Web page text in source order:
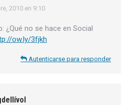
2010 en 9:10
¿Qué no se hace en Social
ow.ly/3fjkh
Autenticarse para responder